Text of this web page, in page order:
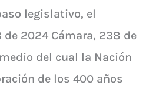
legislativo, el
de 2024 Cámara, 238 de
del cual la Nación
de los 400 años